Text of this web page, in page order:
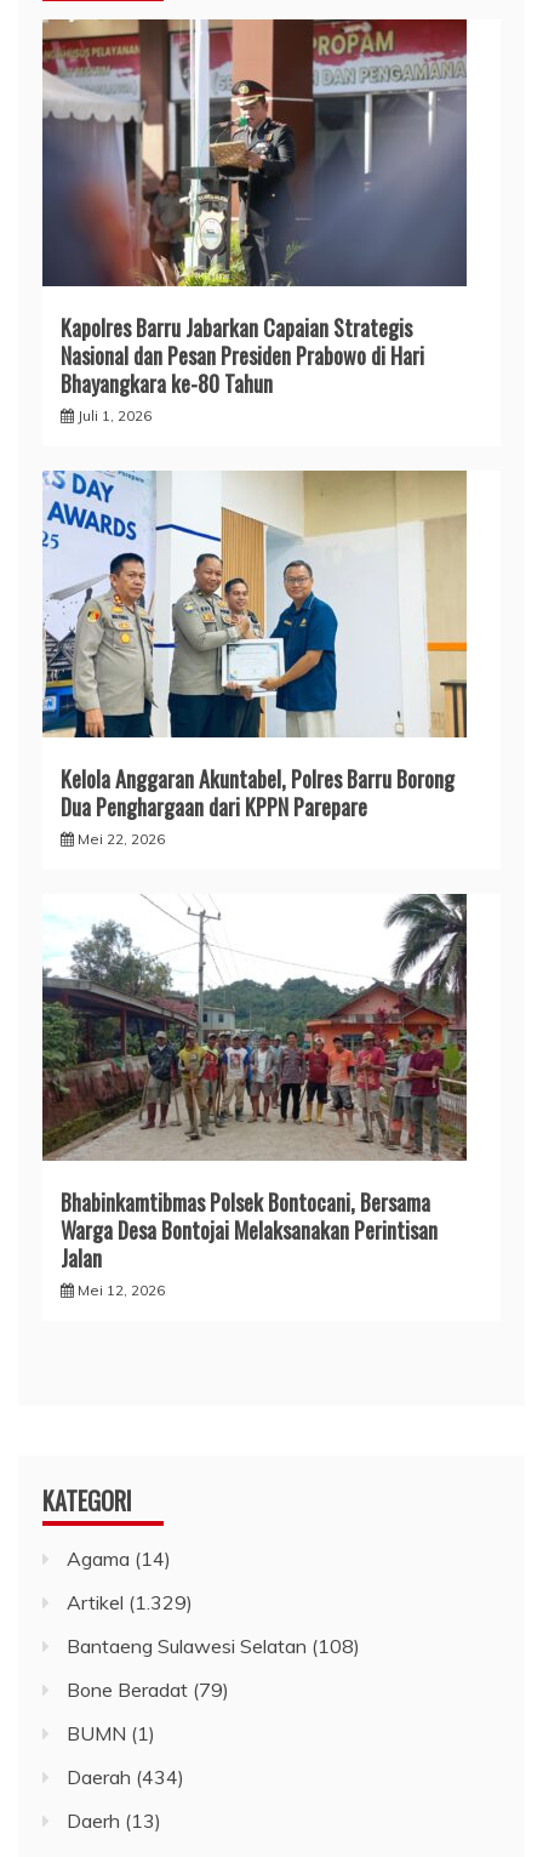
​Kapolres Barru Jabarkan Capaian Strategis
Nasional dan Pesan Presiden Prabowo di Hari
Bhayangkara ke-80 Tahun
Juli 1, 2026
​Kelola Anggaran Akuntabel, Polres Barru Borong
Dua Penghargaan dari KPPN Parepare
Mei 22, 2026
Bhabinkamtibmas Polsek Bontocani, Bersama
Warga Desa Bontojai Melaksanakan Perintisan
Jalan
Mei 12, 2026
KATEGORI
Agama (14)
Artikel (1.329)
Bantaeng Sulawesi Selatan (108)
Bone Beradat (79)
BUMN (1)
Daerah (434)
Daerh (13)